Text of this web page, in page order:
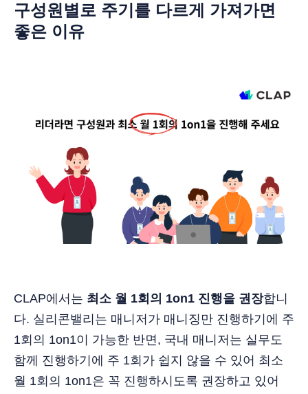
구성원별로 주기를 다르게 가져가면
좋은 이유
CLAP에서는 최소 월 1회의 1on1 진행을 권장합니
다. 실리콘밸리는 매니저가 매니징만 진행하기에 주
1회의 1on1이 가능한 반면, 국내 매니저는 실무도
함께 진행하기에 주 1회가 쉽지 않을 수 있어 최소
월 1회의 1on1은 꼭 진행하시도록 권장하고 있어